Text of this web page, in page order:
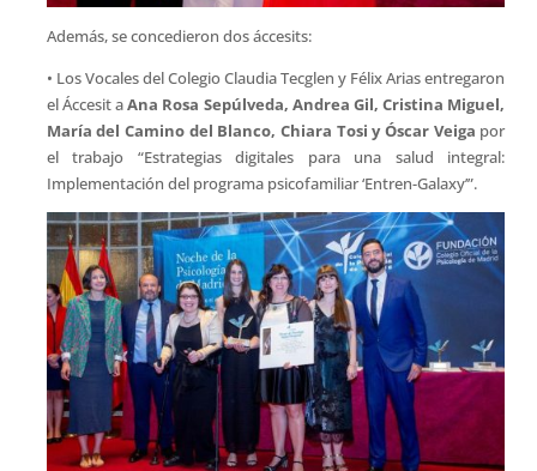
Además, se concedieron dos áccesits:
• Los Vocales del Colegio Claudia Tecglen y Félix Arias entregaron
el Áccesit aAna Rosa Sepúlveda, Andrea Gil, Cristina Miguel,
María del Camino del Blanco, Chiara Tosi y Óscar Veiga por
el trabajo “Estrategias digitales para una salud integral:
Implementación del programa psicofamiliar ‘Entren-Galaxy’”.